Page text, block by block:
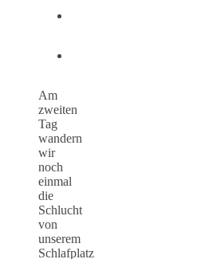
Am
zweiten
Tag
wandern
wir
noch
einmal
die
Schlucht
von
unserem
Schlafplatz